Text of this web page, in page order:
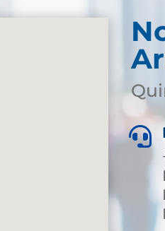
